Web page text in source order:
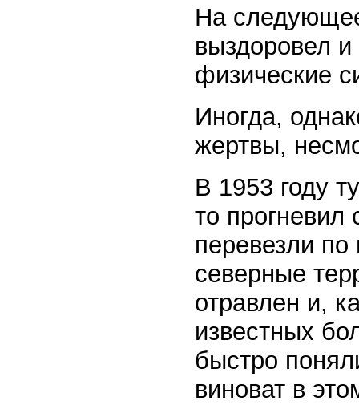
На
выздоровел и
физические
Иногда,
жертвы,
В 1953 году
то
перевезли
северные
отравлен и,
известных
быстро
виноват в